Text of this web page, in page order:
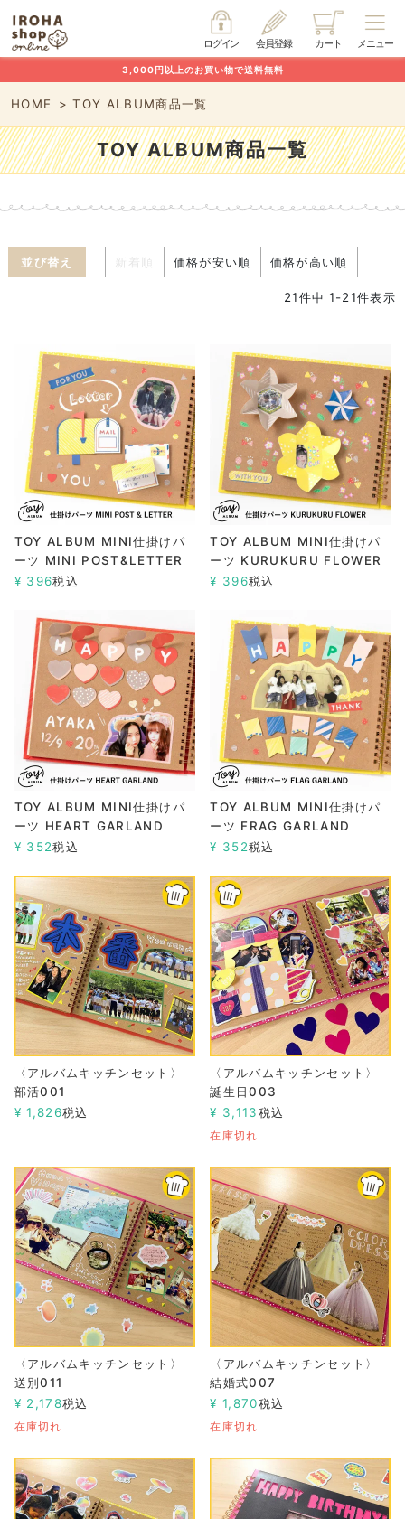
メニュー
カート
会員登録
ログイン
3,000円以上のお買い物で送料無料
HOME TOY ALBUM商品一覧
TOY ALBUM商品一覧
並び替え 価格が安い順 価格が高い順
21件中 1-21件表示
TOY ALBUM MINI仕掛けパ
ーツ MINI POST&LETTER
¥ 396税込
TOY ALBUM MINI仕掛けパ
ーツ KURUKURU FLOWER
¥ 396税込
TOY ALBUM MINI仕掛けパ
ーツ HEART GARLAND
¥ 352税込
TOY ALBUM MINI仕掛けパ
ーツ FRAG GARLAND
¥ 352税込
〈アルバムキッチンセット〉
部活001
¥ 1,826税込
〈アルバムキッチンセット〉
誕生日003
¥ 3,113税込
在庫切れ
〈アルバムキッチンセット〉
送別011
¥ 2,178税込
在庫切れ
〈アルバムキッチンセット〉
結婚式007
¥ 1,870税込
在庫切れ